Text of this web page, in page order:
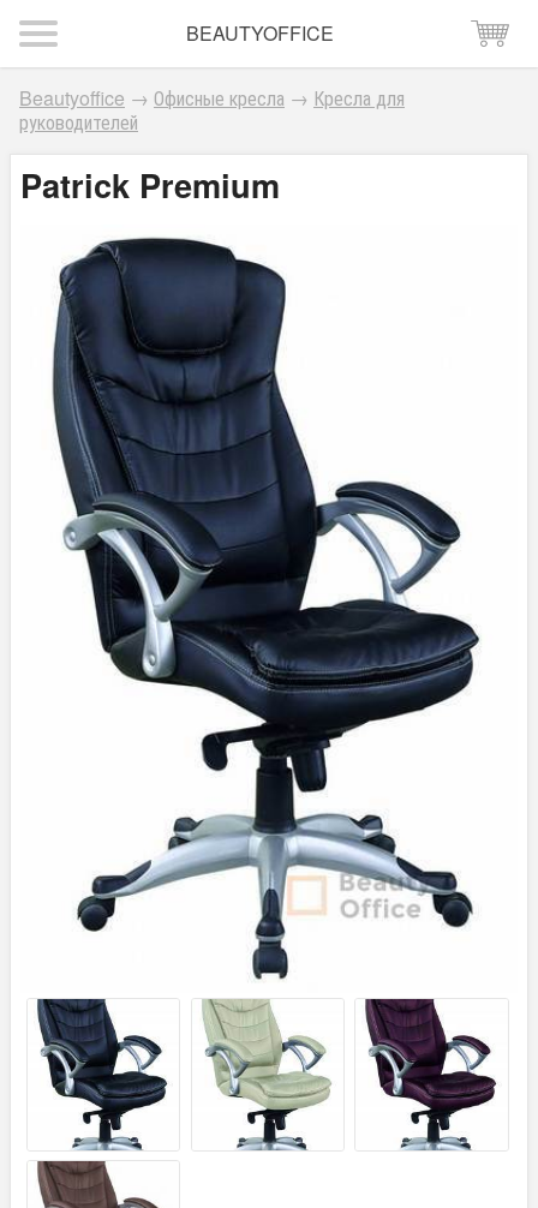
BEAUTYOFFICE
Beautyoffice → Офисные кресла → Кресла для
руководителей
Patrick Premium